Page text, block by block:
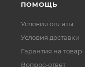
ПОМОЩЬ
Условия оплаты
Условия доставки
Гарантия на товар
Вопрос-ответ